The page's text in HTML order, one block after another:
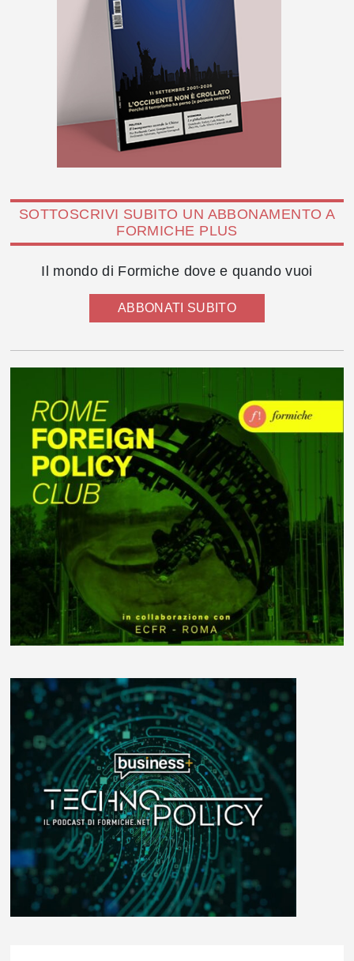
SOTTOSCRIVI SUBITO UN ABBONAMENTO A
FORMICHE PLUS
Il mondo di Formiche dove e quando vuoi
ABBONATI SUBITO